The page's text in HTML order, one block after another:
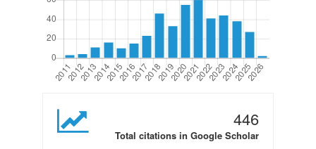
446
Total citations in Google Scholar